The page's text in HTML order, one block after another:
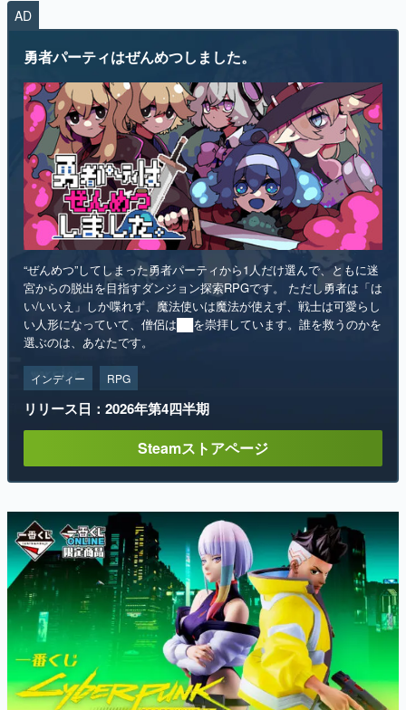
AD
勇者パーティはぜんめつしました。
“ぜんめつ”してしまった勇者パーティから1人だけ選んで、ともに迷
宮からの脱出を目指すダンジョン探索RPGです。 ただし勇者は「は
い/いいえ」しか喋れず、魔法使いは魔法が使えず、戦士は可愛らし
い人形になっていて、僧侶は██を崇拝しています。誰を救うのかを
選ぶのは、あなたです。
インディー RPG
リリース日：2026年第4四半期
Steamストアページ